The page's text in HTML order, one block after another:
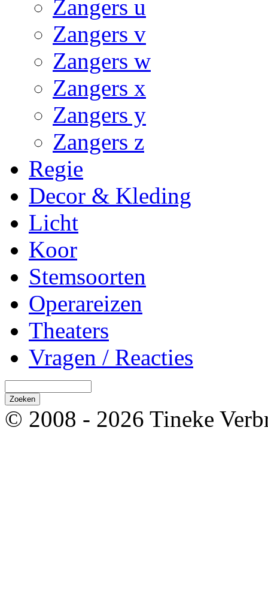
Zangers u
Zangers v
Zangers w
Zangers x
Zangers y
Zangers z
Regie
Decor & Kleding
Licht
Koor
Stemsoorten
Operareizen
Theaters
Vragen / Reacties
© 2008 - 2026 Tineke